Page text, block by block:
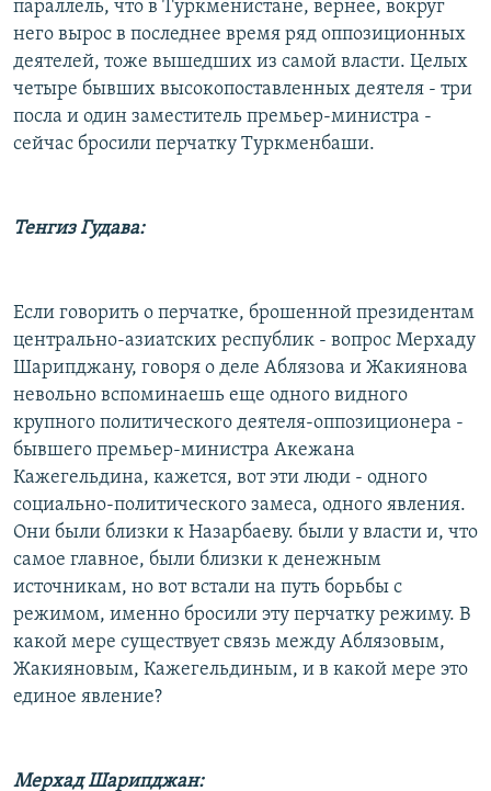
параллель, что в Туркменистане, вернее, вокруг
него вырос в последнее время ряд оппозиционных
деятелей, тоже вышедших из самой власти. Целых
четыре бывших высокопоставленных деятеля - три
посла и один заместитель премьер-министра -
сейчас бросили перчатку Туркменбаши.
Тенгиз Гудава:
Если говорить о перчатке, брошенной президентам
центрально-азиатских республик - вопрос Мерхаду
Шарипджану, говоря о деле Аблязова и Жакиянова
невольно вспоминаешь еще одного видного
крупного политического деятеля-оппозиционера -
бывшего премьер-министра Акежана
Кажегельдина, кажется, вот эти люди - одного
социально-политического замеса, одного явления.
Они были близки к Назарбаеву. были у власти и, что
самое главное, были близки к денежным
источникам, но вот встали на путь борьбы с
режимом, именно бросили эту перчатку режиму. В
какой мере существует связь между Аблязовым,
Жакияновым, Кажегельдиным, и в какой мере это
единое явление?
Мерхад Шарипджан: